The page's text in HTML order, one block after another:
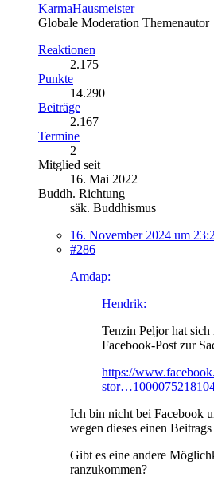
KarmaHausmeister
Globale Moderation Themenautor
Reaktionen
2.175
Punkte
14.290
Beiträge
2.167
Termine
2
Mitglied seit
16. Mai 2022
Buddh. Richtung
säk. Buddhismus
16. November 2024 um
#286
Amdap:
Hendrik:
Tenzin Peljor hat sich
Facebook-Post zur
https://
Ich bin nicht bei Facebook
wegen dieses einen
Gibt es eine andere
ranzukommen?